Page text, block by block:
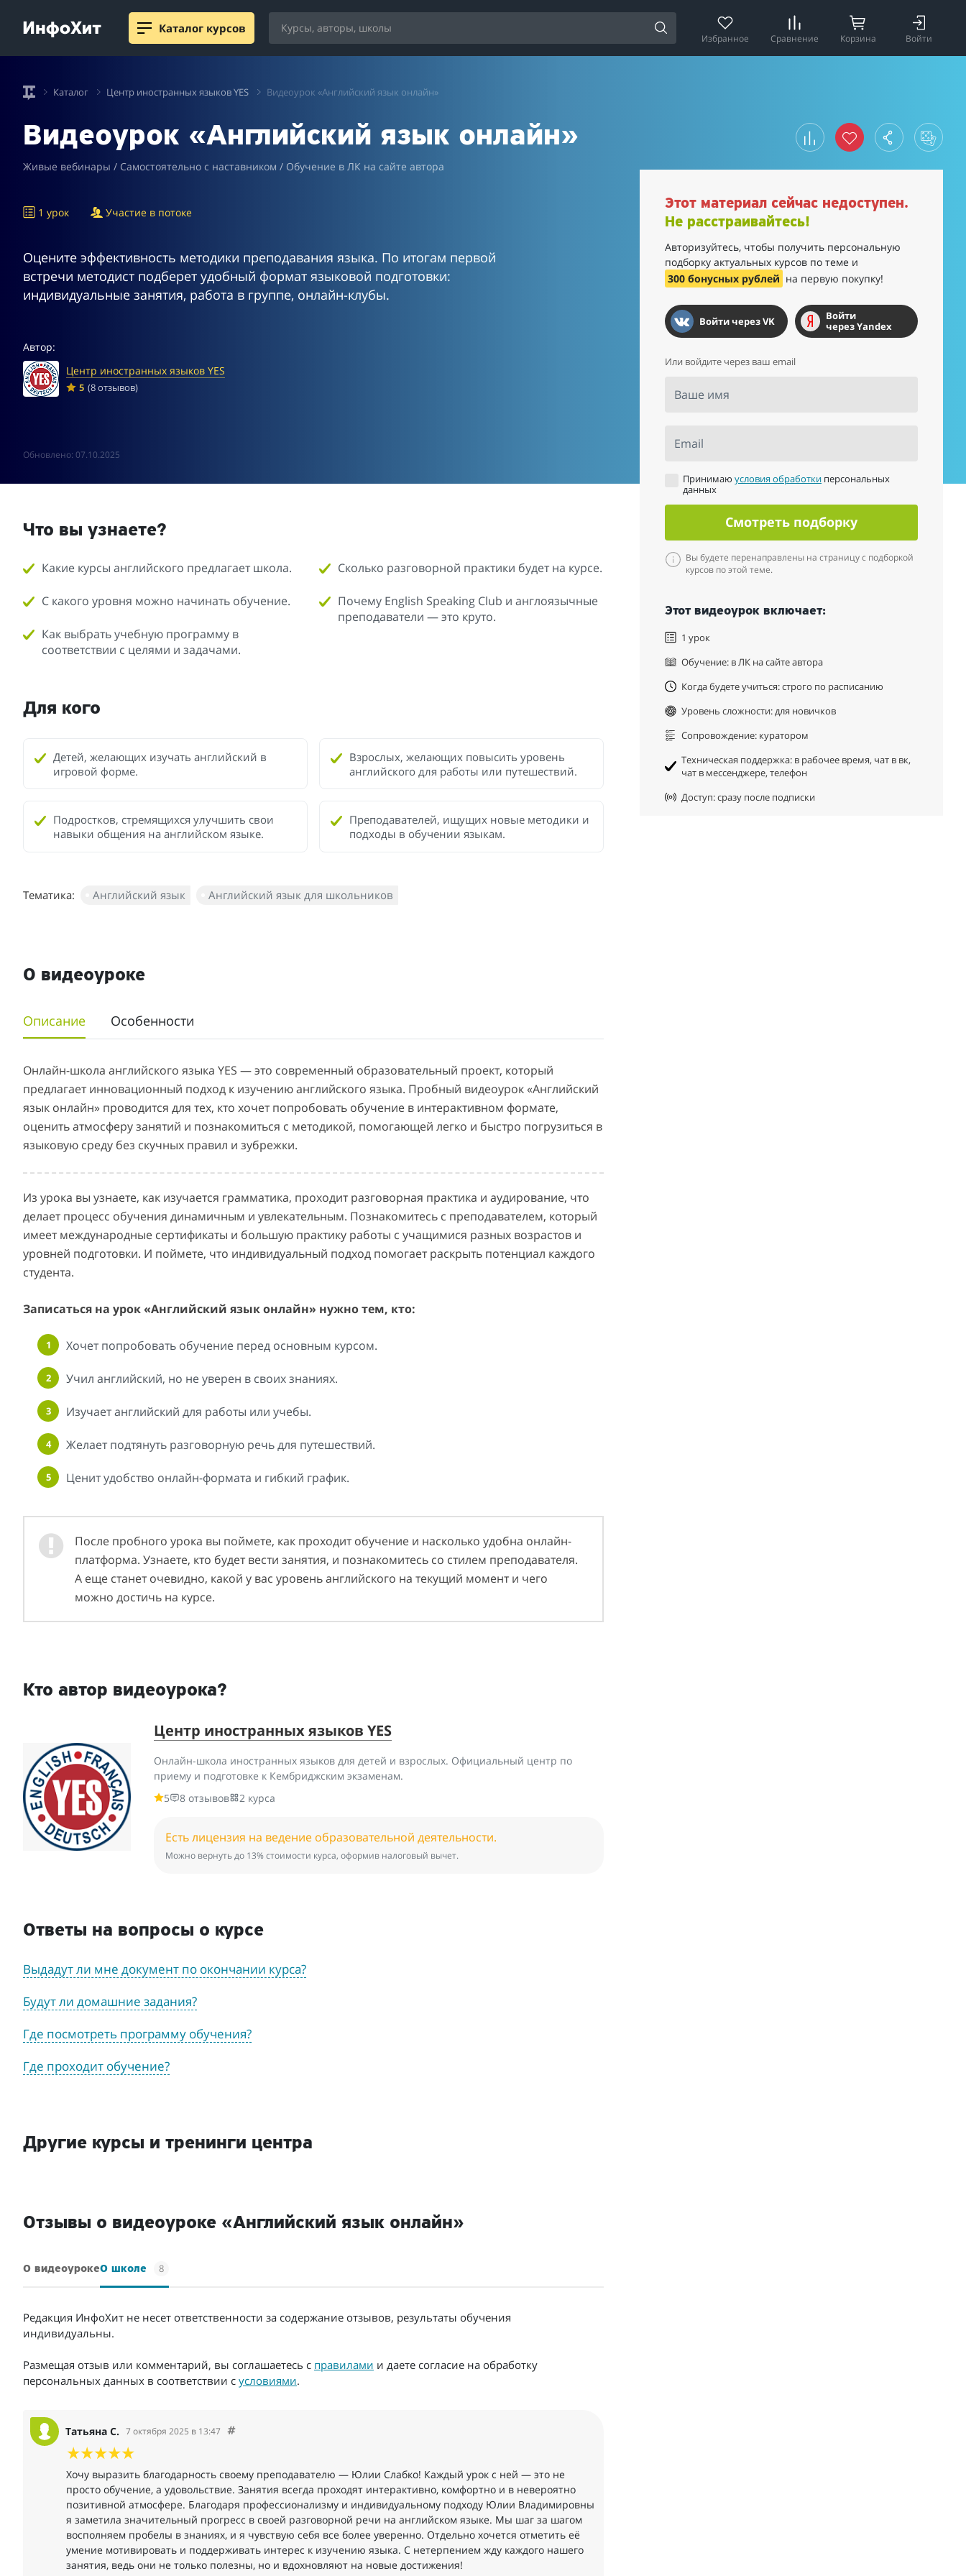
Каталог курсов
Избранное Сравнение Корзина Войти
Каталог Центр иностранных языков YES Видеоурок «Английский язык онлайн»
Видеоурок «Английский язык онлайн»
Живые вебинары / Самостоятельно с наставником / Обучение в ЛК на сайте автора
1 урок Участие в потоке
Оцените эффективность методики преподавания языка. По итогам первой
встречи методист подберет удобный формат языковой подготовки:
индивидуальные занятия, работа в группе, онлайн-клубы.
Автор:
Центр иностранных языков YES
5 (8 отзывов)
Обновлено: 07.10.2025
Этот материал сейчас недоступен.
Не расстраивайтесь!
Авторизуйтесь, чтобы получить персональную
подборку актуальных курсов по теме и
300 бонусных рублей на первую покупку!
Войти через VK
Войти
через Yandex
Или войдите через ваш email
Ваше имя
Email
Принимаюусловия обработки персональных
данных
Смотреть подборку
Вы будете перенаправлены на страницу с подборкой
курсов по этой теме.
Этот видеоурок включает:
1 урок
Обучение: в ЛК на сайте автора
Когда будете учиться: строго по расписанию
Уровень сложности: для новичков
Сопровождение: куратором
Техническая поддержка: в рабочее время, чат в вк,
чат в мессенджере, телефон
Доступ: сразу после подписки
Что вы узнаете?
Какие курсы английского предлагает школа.
С какого уровня можно начинать обучение.
Как выбрать учебную программу в
соответствии с целями и задачами.
Сколько разговорной практики будет на курсе.
Почему English Speaking Club и англоязычные
преподаватели — это круто.
Для кого
Детей, желающих изучать английский в
игровой форме.
Подростков, стремящихся улучшить свои
навыки общения на английском языке.
Взрослых, желающих повысить уровень
английского для работы или путешествий.
Преподавателей, ищущих новые методики и
подходы в обучении языкам.
Тематика: Английский язык Английский язык для школьников
О видеоуроке
Описание Особенности
Онлайн-школа английского языка YES — это современный образовательный проект, который
предлагает инновационный подход к изучению английского языка. Пробный видеоурок «Английский
язык онлайн» проводится для тех, кто хочет попробовать обучение в интерактивном формате,
оценить атмосферу занятий и познакомиться с методикой, помогающей легко и быстро погрузиться в
языковую среду без скучных правил и зубрежки.
Из урока вы узнаете, как изучается грамматика, проходит разговорная практика и аудирование, что
делает процесс обучения динамичным и увлекательным. Познакомитесь с преподавателем, который
имеет международные сертификаты и большую практику работы с учащимися разных возрастов и
уровней подготовки. И поймете, что индивидуальный подход помогает раскрыть потенциал каждого
студента.
Записаться на урок «Английский язык онлайн» нужно тем, кто:
Хочет попробовать обучение перед основным курсом.
Учил английский, но не уверен в своих знаниях.
Изучает английский для работы или учебы.
Желает подтянуть разговорную речь для путешествий.
Ценит удобство онлайн-формата и гибкий график.
После пробного урока вы поймете, как проходит обучение и насколько удобна онлайн-
платформа. Узнаете, кто будет вести занятия, и познакомитесь со стилем преподавателя.
А еще станет очевидно, какой у вас уровень английского на текущий момент и чего
можно достичь на курсе.
Кто автор видеоурока?
Центр иностранных языков YES
Онлайн-школа иностранных языков для детей и взрослых. Официальный центр по
приему и подготовке к Кембриджским экзаменам.
5
8 отзывов 2 курса
Есть лицензия на ведение образовательной деятельности.
Можно вернуть до 13% стоимости курса, оформив налоговый вычет.
Ответы на вопросы о курсе
Выдадут ли мне документ по окончании курса?
Будут ли домашние задания?
Где посмотреть программу обучения?
Где проходит обучение?
Другие курсы и тренинги центра
Отзывы о видеоуроке «Английский язык онлайн»
О видеоурокеО школе 8
Редакция ИнфоХит не несет ответственности за содержание отзывов, результаты обучения
индивидуальны.
Размещая отзыв или комментарий, вы соглашаетесь с правилами и даете согласие на обработку
персональных данных в соответствии с условиями.
Татьяна С. 7 октября 2025 в 13:47
Хочу выразить благодарность своему преподавателю — Юлии Слабко! Каждый урок с ней — это не
просто обучение, а удовольствие. Занятия всегда проходят интерактивно, комфортно и в невероятно
позитивной атмосфере. Благодаря профессионализму и индивидуальному подходу Юлии Владимировны
я заметила значительный прогресс в своей разговорной речи на английском языке. Мы шаг за шагом
восполняем пробелы в знаниях, и я чувствую себя все более уверенно. Отдельно хочется отметить её
умение мотивировать и поддерживать интерес к изучению языка. С нетерпением жду каждого нашего
занятия, ведь они не только полезны, но и вдохновляют на новые достижения!